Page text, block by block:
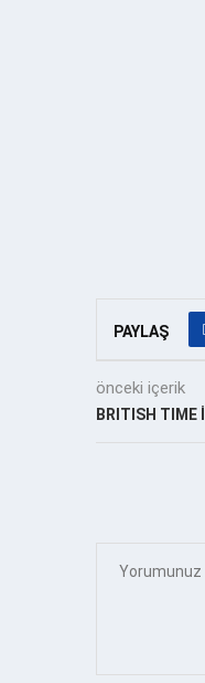
PAYLAŞ
önceki içerik
BRITISH TIME